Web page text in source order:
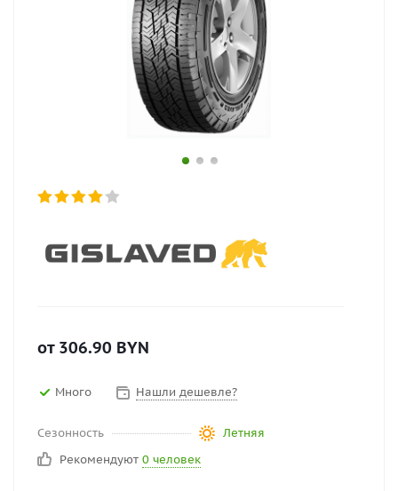
от 306.90 BYN
Много Нашли дешевле?
Сезонность
Летняя
Рекомендуют 0 человек